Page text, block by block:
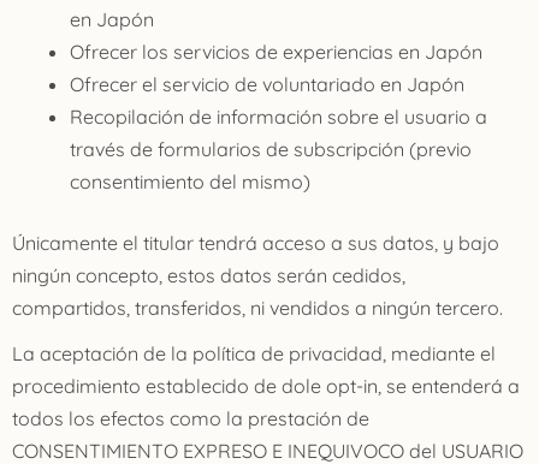
en Japón
Ofrecer los servicios de experiencias en Japón
Ofrecer el servicio de voluntariado en Japón
Recopilación de información sobre el usuario a
través de formularios de subscripción (previo
consentimiento del mismo)
Únicamente el titular tendrá acceso a sus datos, y bajo
ningún concepto, estos datos serán cedidos,
compartidos, transferidos, ni vendidos a ningún tercero.
La aceptación de la política de privacidad, mediante el
procedimiento establecido de dole opt-in, se entenderá a
todos los efectos como la prestación de
CONSENTIMIENTO EXPRESO E INEQUIVOCO del USUARIO